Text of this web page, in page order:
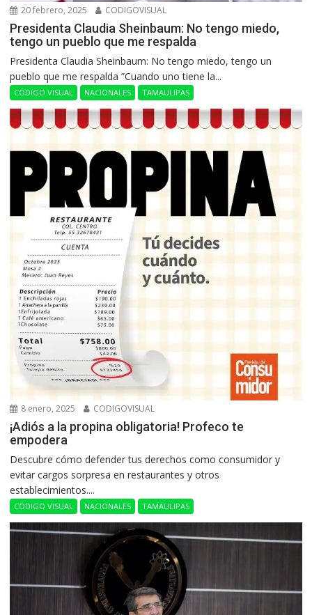
20 febrero, 2025 CODIGOVISUAL
Presidenta Claudia Sheinbaum: No tengo miedo,
tengo un pueblo que me respalda
Presidenta Claudia Sheinbaum: No tengo miedo, tengo un
pueblo que me respalda ”Cuando uno tiene la...
CÓDIGO VISUAL NACIONALES TAMAULIPAS
8 enero, 2025 CODIGOVISUAL
¡Adiós a la propina obligatoria! Profeco te
empodera
Descubre cómo defender tus derechos como consumidor y
evitar cargos sorpresa en restaurantes y otros
establecimientos....
CÓDIGO VISUAL NACIONALES TAMAULIPAS